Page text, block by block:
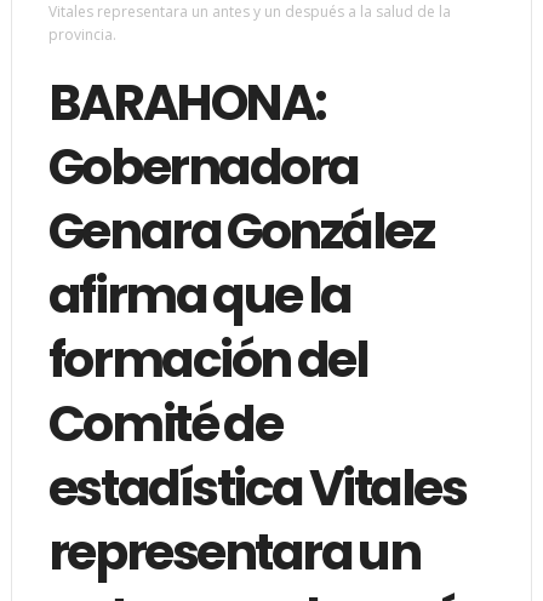
Vitales representara un antes y un después a la salud de la
provincia.
BARAHONA:
Gobernadora
Genara González
afirma que la
formación del
Comité de
estadística Vitales
representara un